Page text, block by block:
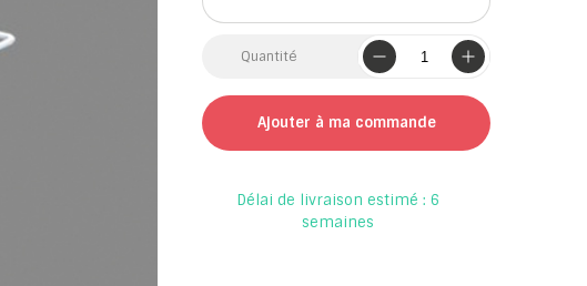
Quantité
Ajouter à ma commande
Délai de livraison estimé : 6
semaines